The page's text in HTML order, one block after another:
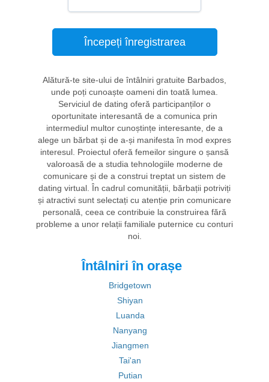
Începeți înregistrarea
Alătură-te site-ului de întâlniri gratuite Barbados,
unde poți cunoaște oameni din toată lumea.
Serviciul de dating oferă participanților o
oportunitate interesantă de a comunica prin
intermediul multor cunoștințe interesante, de a
alege un bărbat și de a-și manifesta în mod expres
interesul. Proiectul oferă femeilor singure o șansă
valoroasă de a studia tehnologiile moderne de
comunicare și de a construi treptat un sistem de
dating virtual. În cadrul comunității, bărbații potriviți
și atractivi sunt selectați cu atenție prin comunicare
personală, ceea ce contribuie la construirea fără
probleme a unor relații familiale puternice cu conturi
noi.
Întâlniri în orașe
Bridgetown
Shiyan
Luanda
Nanyang
Jiangmen
Tai'an
Putian